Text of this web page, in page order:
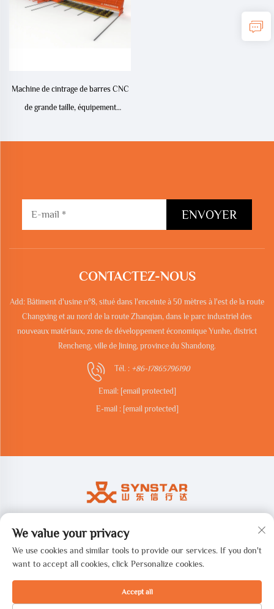
Machine de cintrage de barres CNC
de grande taille, équipement
construction
ENVOYER
CONTACTEZ-NOUS
Add: Bâtiment d'usine n°8, situé dans l'enceinte à 50 mètres à l'est de la route
Changxing et au nord de la route Zhanqian, dans le parc industriel des
nouveaux matériaux, zone de développement économique Yunhe, district
Rencheng, ville de Jining, province du Shandong.
Tél. : +86-17865796190
Email: [email protected]
E-mail : [email protected]
Copyright © 2026 Shandong synstar Intelligent Technology Co., Ltd.
We value your privacy
We use cookies and similar tools to provide our services. If you don't
want to accept all cookies, click Personalize cookies.
Accept all